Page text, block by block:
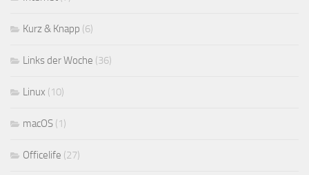
Kurz & Knapp (6)
Links der Woche (36)
Linux (10)
macOS (1)
Officelife (27)